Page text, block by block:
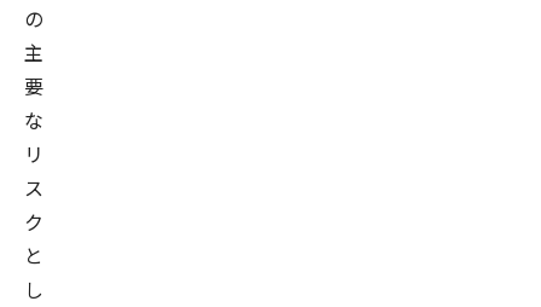
の
主
要
な
リ
ス
ク
と
し